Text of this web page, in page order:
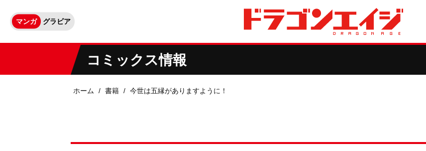
マンガ グラビア
コミックス情報
ホーム 書籍 今世は五縁がありますように！